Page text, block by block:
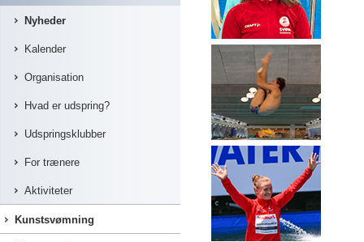
Nyheder
Kalender
Organisation
Hvad er udspring?
Udspringsklubber
For trænere
Aktiviteter
Kunstsvømning